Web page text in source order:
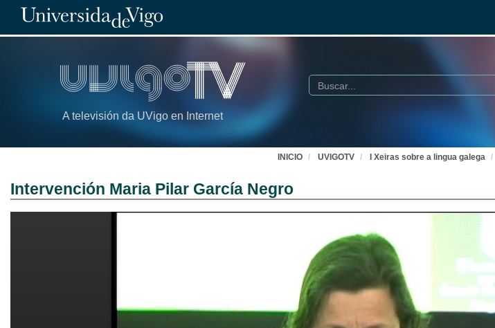
A televisión da UVigo en Internet
Buscar
INICIO UVIGOTV I Xeiras sobre a lingua galega
Intervención Maria Pilar García Negro